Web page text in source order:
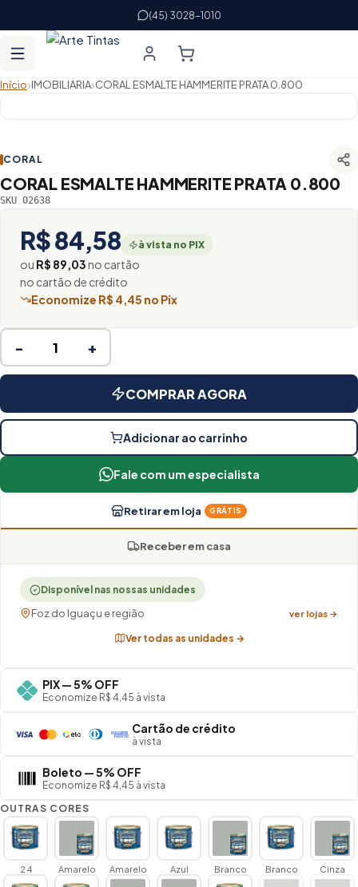
(45) 3028-1010
Início›IMOBILIARIA›CORAL ESMALTE HAMMERITE PRATA 0.800
CORAL
CORAL ESMALTE HAMMERITE PRATA 0.800
SKU 02638
R$ 84,58 à vista no PIX
ou R$ 89,03no cartão
no cartão de crédito
Economize R$ 4,45 no Pix
− +
COMPRAR AGORA
Adicionar ao carrinho
Fale com um especialista
Retirar em loja GRÁTIS
Receber em casa
Disponível nas nossas unidades
Foz do Iguaçu e região ver lojas →
Ver todas as unidades →
PIX — 5% OFF
Economize R$ 4,45 à vista
Cartão de crédito
à vista
Boleto — 5% OFF
Economize R$ 4,45 à vista
OUTRAS CORES
2 4 Amarelo Amarelo Azul Branco Branco Cinza